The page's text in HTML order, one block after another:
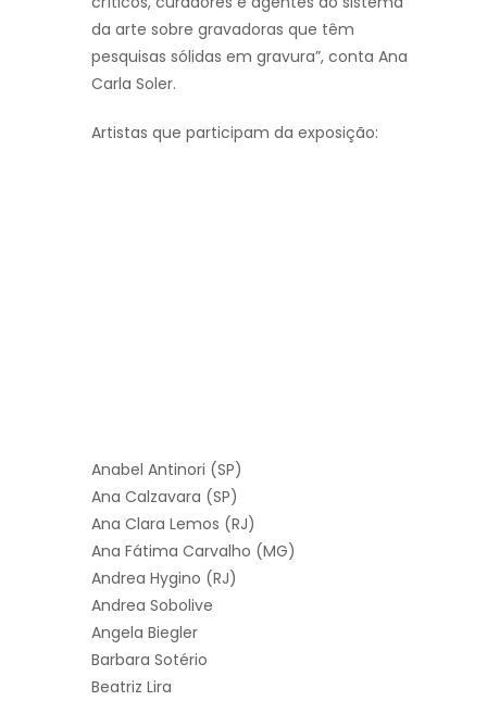
da arte sobre gravadoras que têm
pesquisas sólidas em gravura”, conta Ana
Carla Soler.
Artistas que participam da exposição:
Anabel Antinori (SP)
Ana Calzavara (SP)
Ana Clara Lemos (RJ)
Ana Fátima Carvalho (MG)
Andrea Hygino (RJ)
Andrea Sobolive
Angela Biegler
Barbara Sotério
Beatriz Lira